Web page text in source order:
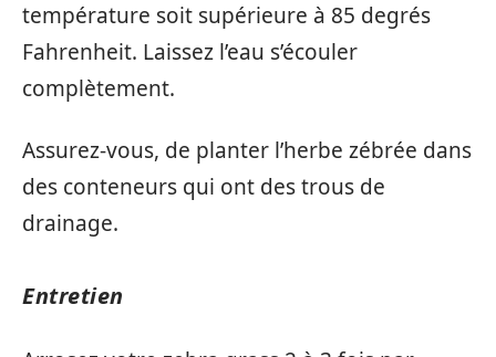
température soit supérieure à 85 degrés
Fahrenheit. Laissez l’eau s’écouler
complètement.
Assurez-vous, de planter l’herbe zébrée dans
des conteneurs qui ont des trous de
drainage.
Entretien